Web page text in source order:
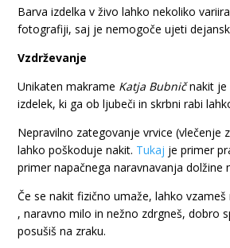
Barva izdelka v živo lahko nekoliko
fotografiji, saj je nemogoče ujeti
Vzdrževanje
Unikaten makrame Katja Bubničnakit je
izdelek, ki ga ob ljubeči in skrbni rabi
Nepravilno zategovanje vrvice (vlečenje
lahko poškoduje nakit. Tukaj je primer
primer napačnega naravnavanja dolžine
Če se nakit fizično umaže, lahko
, naravno milo in nežno zdrgneš, dobro
posušiš na zraku.